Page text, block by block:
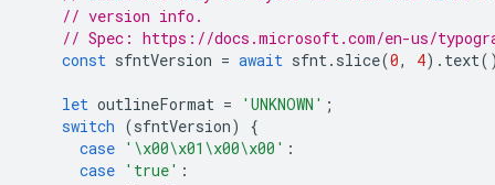
// version info.
// Spec: https://docs.microsoft.com/en-us/
const sfntVersion = await sfnt. slice(0, 4). text
let outlineFormat = 'UNKNOWN' ;
switch (sfntVersion)
{
case '\x00\x01\x00\x00' :
case 'true' :